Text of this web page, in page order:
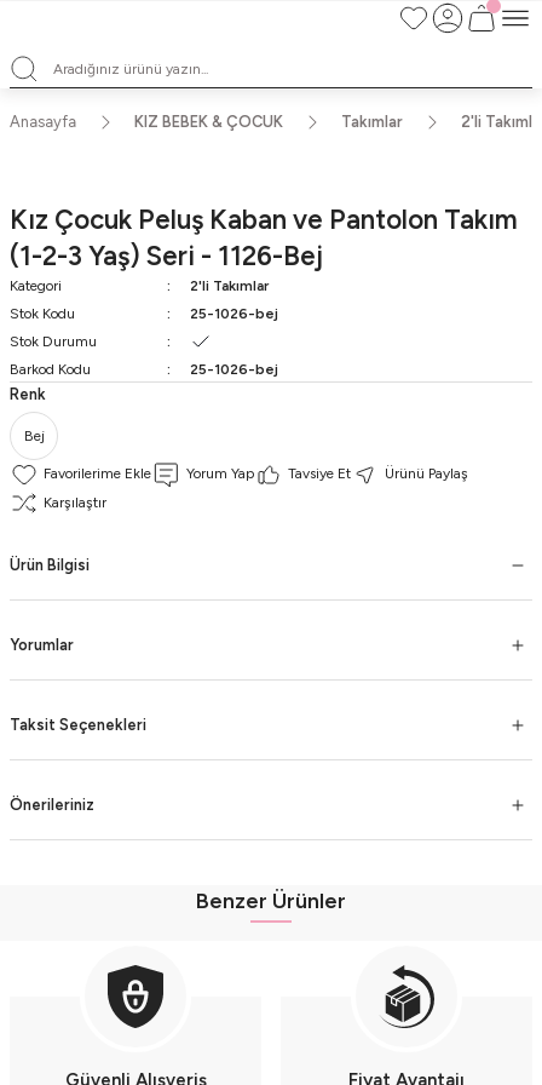
Satışlarımız Toptandır !. Minumum 20 Seridir !. Toptan Fiyatları Görebilmek
Satışlarımız Toptandır !. Minumum 20 Seridir !. Toptan Fiyatları Görebilmek
İçin Üye Olunuz !.
İçin Üye Olunuz !.
Anasayfa KIZ BEBEK & ÇOCUK Takımlar 2'li
Kız Çocuk Peluş Kaban ve Pantolon Takım
(1-2-3 Yaş) Seri - 1126-Bej
Kategori
2'li Takımlar
Stok Kodu
25-1026-bej
Stok Durumu
Barkod Kodu
25-1026-bej
Renk
Bej
Yorum Yap Tavsiye Et
Ürünü Paylaş
Karşılaştır
Ürün Bilgisi
Yorumlar
Taksit Seçenekleri
Önerileriniz
Benzer Ürünler
Müslin Kız Bebek Şortlu Çok Renkli Gömlek Seti 2'li Takım (9-12-18 AY) Seri
Güvenli Alışveriş Fiyat Avantajı